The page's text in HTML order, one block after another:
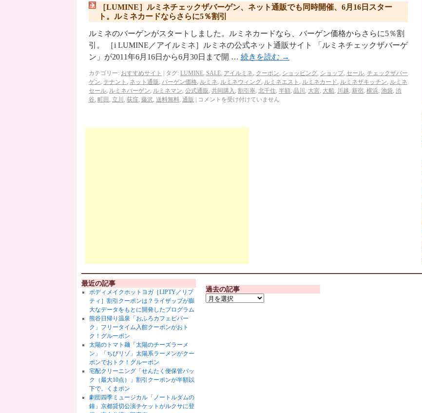
［LUMINE］ルミネチェックザバーゲン、ネット通販でも同時開催、6月16日スター
ト。ルミネカードならさらに5％割引
ルミネのバーゲンがスタートしました。ルミネカードなら、バーゲン価格からさらに5％割
引。 ［i LUMINE／アイルミネ］ルミネの公式ネット通販サイト 「ルミネチェックザバーゲ
ン」が2011年6月16日から6月30日まで開 … 続きを読む →
カテゴリー: おすすめサイト タグ: LUMINE, SALE, アイルミネ, クーポン, ショッピング, ショップ, セール, チェックザバー
ゲン, テナント , ネット通販 , バーゲン価格, ルミネ, ルミネウィング, ルミネエスト , ルミネカード, ルミネザキッチン, ルミネ
セール, ルミネバーゲン, ルミネマン, 公式通販 , 共同購入 , 割引率, 北千住, 半額, 品川 , 大宮, 大船, 川越, 新宿, 横浜, 池袋, 渋
谷, 町田 , 立川 , 荻窪, 藤沢 , 送料無料, 通販 コメントを受け付けていません
最近の記事
ボディメイクホットヨガ［LIPTY／リプ
ティ］割引クーポンは？ライザップが膨
大なデータをもとに開発したプログラム
熊谷日帰り温泉「おふろカフェビバー
ク」フリータイム入館クーポンがおト
ク！グルーポン
太陽のトマト麺「太陽のチーズラーメ
ン」「ちびリゾ」太陽系ラーメンがクー
ポンでおトク！グルーポン
宅配クリーニング「せんたく便保管パッ
ク（最大10点）」割引クーポンが半額以
下で。くまポン
劇団四季ミュージカル「ノートルダムの
鐘」京都貸切公演チケットがルクサに登
過去の記事